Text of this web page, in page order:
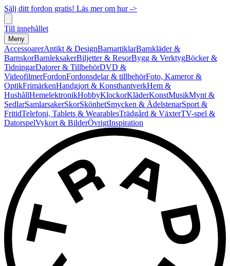
Sälj ditt fordon gratis! Läs mer om hur ->
Till innehållet
Meny
AccessoarerAntikt & DesignBarnartiklarBarnkläder &
BarnskorBarnleksakerBiljetter & ResorBygg & VerktygBöcker &
TidningarDatorer & TillbehörDVD &
VideofilmerFordonFordonsdelar & tillbehörFoto, Kameror &
OptikFrimärkenHandgjort & KonsthantverkHem &
HushållHemelektronikHobbyKlockorKläderKonstMusikMynt &
SedlarSamlarsakerSkorSkönhetSmycken & ÄdelstenarSport &
FritidTelefoni, Tablets & WearablesTrädgård & VäxterTV-spel &
DatorspelVykort & BilderÖvrigtInspiration